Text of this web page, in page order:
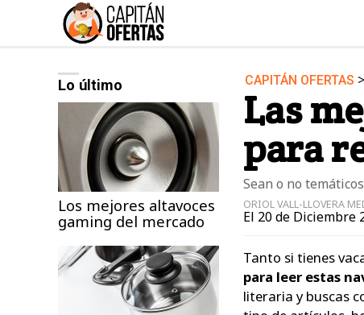
Audio y Música
Deportes
Jardín
Moda ella
Ordenadores
Videojuegos
Lo último
Los mejores altavoces
gaming del mercado
CAPITÁN OFERTAS >
Las
para
Sean o no
ORIOL VALL-LLOVERA
El 20 de Diciembre
Tanto si tienes
para leer estas
literaria y buscas